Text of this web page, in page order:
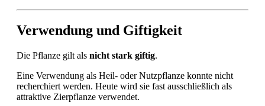
Verwendung und Giftigkeit
Die Pflanze gilt als nicht stark giftig.
Eine Verwendung als Heil- oder Nutzpflanze konnte nicht
recherchiert werden. Heute wird sie fast ausschließlich als
attraktive Zierpflanze verwendet.